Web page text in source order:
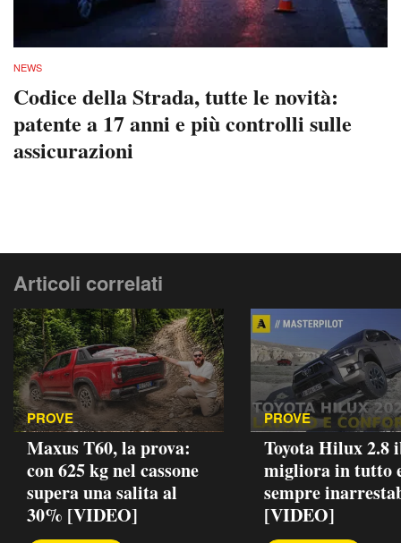
NEWS
Codice della Strada, tutte le novità:
patente a 17 anni e più controlli sulle
assicurazioni
Articoli correlati
PROVE
Maxus T60, la prova:
con 625 kg nel cassone
supera una salita al
30% [VIDEO]
PROVE
Toyota Hilux 2.8
migliora in tutto
sempre
[VIDEO]